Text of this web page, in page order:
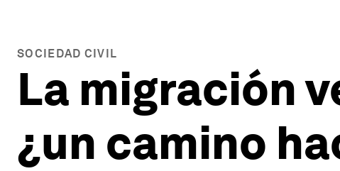
SOCIEDAD CIVIL
La migración
¿un camino